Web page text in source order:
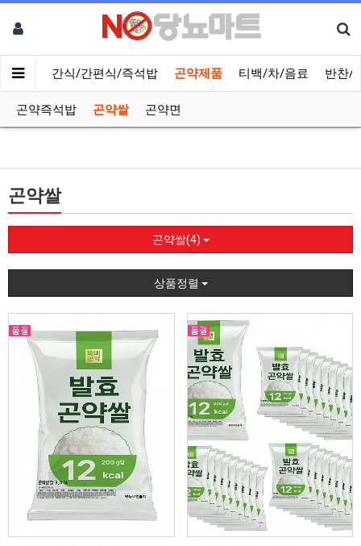
메인 간식/간편식/즉석밥 곤약제품 티백/차/음료 반찬/
곤약즉석밥 곤약쌀 곤약면
곤약쌀
곤약쌀(4)
상품정렬